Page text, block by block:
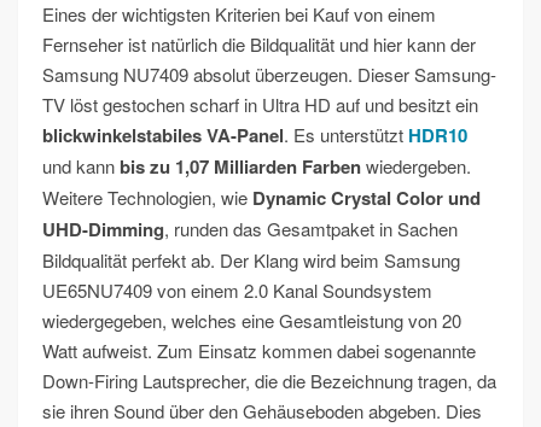
Eines der wichtigsten Kriterien bei Kauf von einem
Fernseher ist natürlich die Bildqualität und hier kann der
Samsung NU7409 absolut überzeugen. Dieser Samsung-
TV löst gestochen scharf in Ultra HD auf und besitzt ein
blickwinkelstabiles VA-Panel. Es unterstützt HDR10
und kann bis zu 1,07 Milliarden Farbenwiedergeben.
Weitere Technologien, wie Dynamic Crystal Color und
UHD-Dimming, runden das Gesamtpaket in Sachen
Bildqualität perfekt ab. Der Klang wird beim Samsung
UE65NU7409 von einem 2.0 Kanal Soundsystem
wiedergegeben, welches eine Gesamtleistung von 20
Watt aufweist. Zum Einsatz kommen dabei sogenannte
Down-Firing Lautsprecher, die die Bezeichnung tragen, da
sie ihren Sound über den Gehäuseboden abgeben. Dies